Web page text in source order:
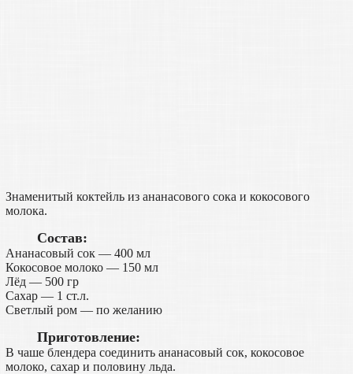
Знаменитый коктейль из ананасового сока и кокосового
молока.
Состав:
Ананасовый сок — 400 мл
Кокосовое молоко — 150 мл
Лёд — 500 гр
Сахар — 1 ст.л.
Светлый ром — по желанию
Приготовление:
В чаше блендера соединить ананасовый сок, кокосовое
молоко, сахар и половину льда.